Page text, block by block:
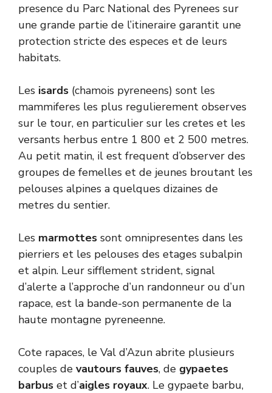
presence du Parc National des Pyrenees sur
une grande partie de l’itineraire garantit une
protection stricte des especes et de leurs
habitats.
Les isards (chamois pyreneens) sont les
mammiferes les plus regulierement observes
sur le tour, en particulier sur les cretes et les
versants herbus entre 1 800 et 2 500 metres.
Au petit matin, il est frequent d’observer des
groupes de femelles et de jeunes broutant les
pelouses alpines a quelques dizaines de
metres du sentier.
Les marmottes sont omnipresentes dans les
pierriers et les pelouses des etages subalpin
et alpin. Leur sifflement strident, signal
d’alerte a l’approche d’un randonneur ou d’un
rapace, est la bande-son permanente de la
haute montagne pyreneenne.
Cote rapaces, le Val d’Azun abrite plusieurs
couples de vautours fauves, de gypaetes
barbus et d’aigles royaux. Le gypaete barbu,